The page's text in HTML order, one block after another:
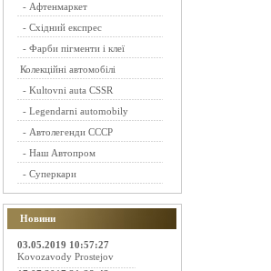
- Афтенмаркет
- Східний експрес
- Фарби пігменти і клеї
Колекційні автомобілі
- Kultovni auta CSSR
- Legendarni automobily
- Автолегенди СССР
- Наш Автопром
- Суперкари
Новини
03.05.2019 10:57:27
Kovozavody Prostejov